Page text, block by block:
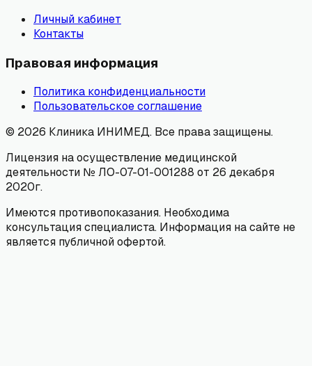
Личный кабинет
Контакты
Правовая информация
Политика конфиденциальности
Пользовательское соглашение
© 2026 Клиника ИНИМЕД. Все права защищены.
Лицензия на осуществление медицинской
деятельности № ЛО-07-01-001288 от 26 декабря
2020г.
Имеются противопоказания. Необходима
консультация специалиста. Информация на сайте не
является публичной офертой.